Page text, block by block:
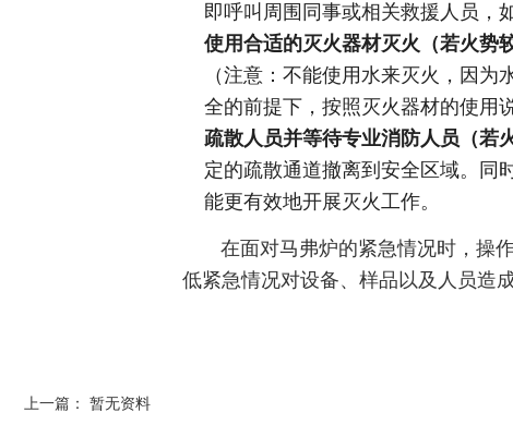
即呼叫周围同事或相关救援人员，
使用合适的灭火器材灭火（若火势较
（注意：不能使用水来灭火，因
全的前提下，按照灭火器材的使用
疏散人员并等待专业消防人员（若
定的疏散通道撤离到安全区域。同
能更有效地开展灭火工作。
在面对马弗炉的紧急情况时，操作
低紧急情况对设备、样品以及人员造成
上一篇： 暂无资料